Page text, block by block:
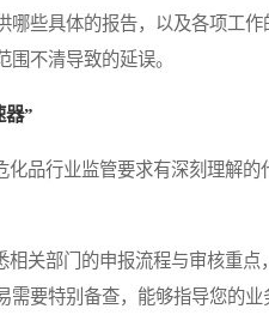
些具体的报告，以及各项工
不清导致的延误。
器”
品行业监管要求有深刻理解的
关部门的申报流程与审核重点
要特别备查，能够指导您的